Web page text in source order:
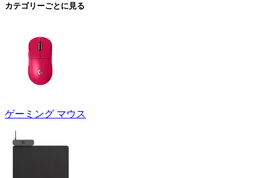
カテゴリーごとに見る
ゲーミング マウス